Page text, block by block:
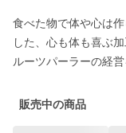
食べた物で体や心は
した、心も体も喜ぶ
ルーツパーラーの経営
販売中の商品